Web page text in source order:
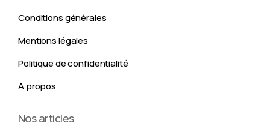
Conditions générales
Mentions légales
Politique de confidentialité
A propos
Nos articles